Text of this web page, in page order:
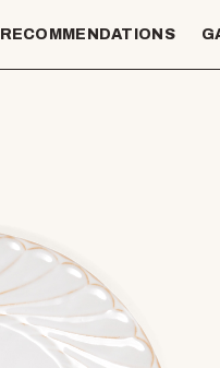
RECOMMENDATIONS